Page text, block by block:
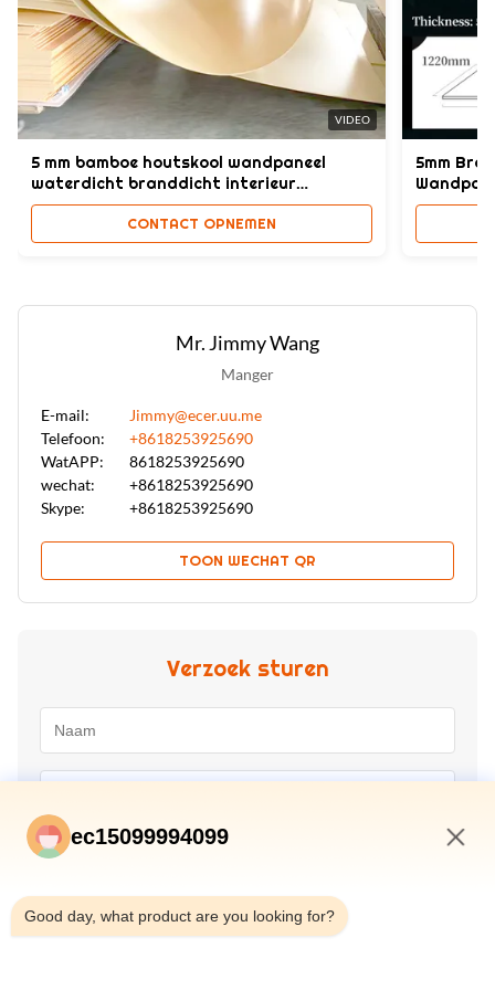
Vochtbestendig, waterdicht,
High Light:
Huidgevoel decoratieve houten fineerpanelen 1,
Huidgevoel decoratief houten fineerpaneel 1
VIDEO
5 mm bamboe houtskool wandpaneel
waterdicht branddicht interieur
decoratie
CONTACT OPNEMEN
5mm
Mr. Jimmy Wang
Manger
E-mail:
Jimmy@ecer.uu.me
Telefoon:
+8618253925690
WatAPP:
8618253925690
wechat:
+8618253925690
Skype:
+8618253925690
TOON WECHAT QR
Verzoek sturen
ec15099994099
Good day, what product are you looking for?